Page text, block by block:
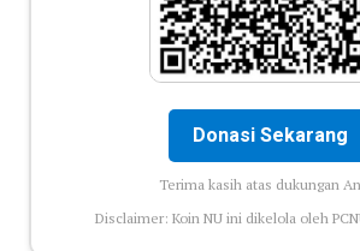
Donasi Sekarang
Terima kasih atas dukungan
Disclaimer: Koin NU ini dikelola oleh